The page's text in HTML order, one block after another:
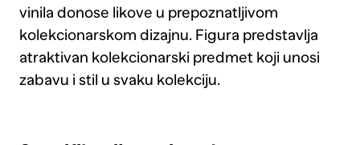
vinila donose likove u prepoznatljivom
kolekcionarskom dizajnu. Figura predstavlja
atraktivan kolekcionarski predmet koji unosi
zabavu i stil u svaku kolekciju.